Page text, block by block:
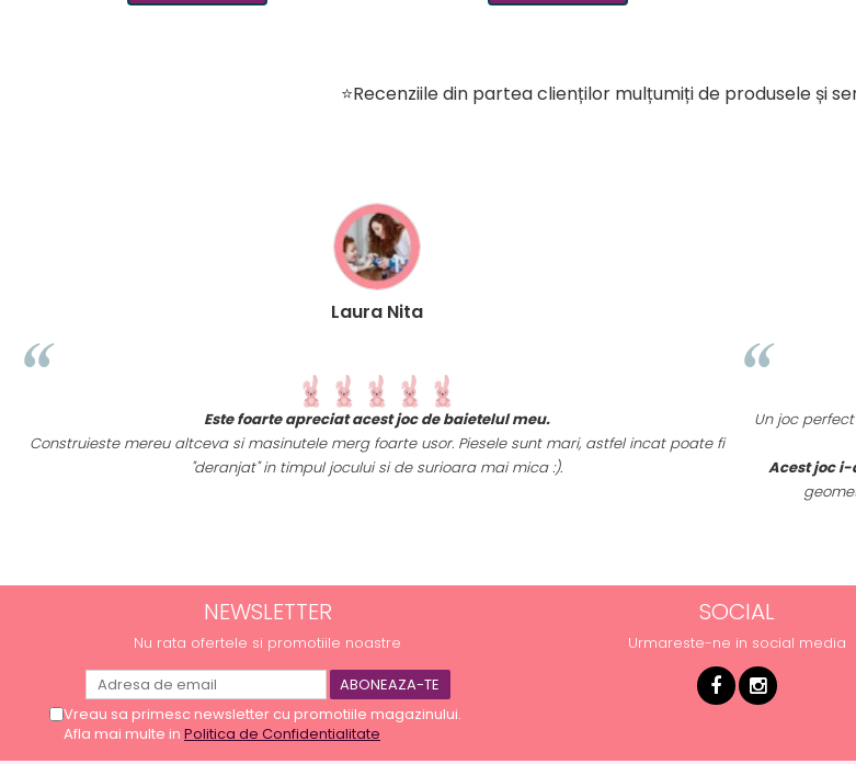
⭐Recenziile din partea clienților mulțumiți de produsele și
Laura Nita
Este foarte apreciat acest joc de baietelul meu.
Construieste mereu altceva si masinutele merg foarte usor. Piesele sunt mari, astfel incat poate fi
"deranjat" in timpul jocului si de surioara mai mica :).
Un joc
Acest joc
NEWSLETTER
Nu rata ofertele si promotiile noastre
Vreau sa primesc newsletter cu promotiile magazinului.
Afla mai multe in Politica de Confidentialitate
SOCIAL
Urmareste-ne in social media